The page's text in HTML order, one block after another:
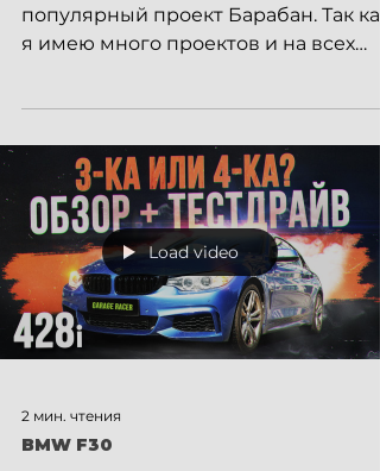
ПОДМЕННЫЙ АВТО на СТО!
ОП ОП! Статья про наш самый
я имею много проектов и на всех
стоят...
Load video